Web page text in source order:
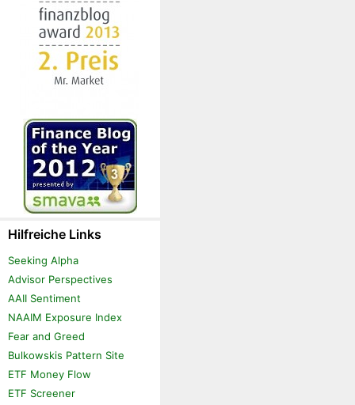
Hilfreiche Links
Seeking Alpha
Advisor Perspectives
AAII Sentiment
NAAIM Exposure Index
Fear and Greed
Bulkowskis Pattern Site
ETF Money Flow
ETF Screener